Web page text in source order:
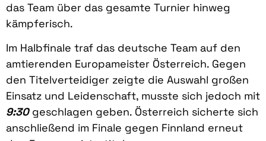
das Team über das gesamte Turnier hinweg
kämpferisch.
Im Halbfinale traf das deutsche Team auf den
amtierenden Europameister Österreich. Gegen
den Titelverteidiger zeigte die Auswahl großen
Einsatz und Leidenschaft, musste sich jedoch mit
9:30geschlagen geben. Österreich sicherte sich
anschließend im Finale gegen Finnland erneut